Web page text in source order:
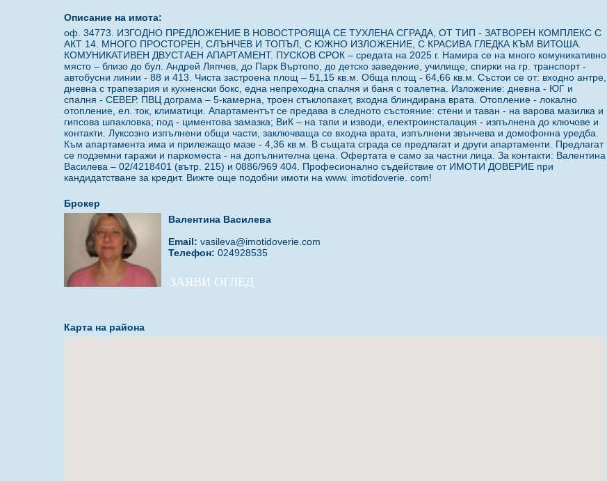
Описание на имота:
оф. 34773. ИЗГОДНО ПРЕДЛОЖЕНИЕ В НОВОСТРОЯЩА СЕ ТУХЛЕНА СГРАДА, ОТ ТИП - ЗАТВОРЕН КОМПЛЕКС С
АКТ 14. МНОГО ПРОСТОРЕН, СЛЪНЧЕВ И ТОПЪЛ, С ЮЖНО ИЗЛОЖЕНИЕ, С КРАСИВА ГЛЕДКА КЪМ ВИТОША.
КОМУНИКАТИВЕН ДВУСТАЕН АПАРТАМЕНТ. ПУСКОВ СРОК – средата на 2025 г. Намира се на много комуникативно
място – близо до бул. Андрей Ляпчев, до Парк Въртопо, до детско заведение, училище, спирки на гр. транспорт -
автобусни линии - 88 и 413. Чиста застроена площ – 51,15 кв.м. Обща площ - 64,66 кв.м. Състои се от: входно антре,
дневна с трапезария и кухненски бокс, една непреходна спалня и баня с тоалетна. Изложение: дневна - ЮГ и
спалня - СЕВЕР. ПВЦ дограма – 5-камерна, троен стъклопакет, входна блиндирана врата. Отопление - локално
отопление, ел. ток, климатици. Апартаментът се предава в следното състояние: стени и таван - на варова мазилка и
гипсова шпакловка; под - циментова замазка; ВиК – на тапи и изводи, електроинсталация - изпълнена до ключове и
контакти. Луксозно изпълнени общи части, заключваща се входна врата, изпълнени звънчева и домофонна уредба.
Към апартамента има и прилежащо мазе - 4,36 кв.м. В същата сграда се предлагат и други апартаменти. Предлагат
се подземни гаражи и паркоместа - на допълнителна цена. Офертата е само за частни лица. За контакти: Валентина
Василева – 02/4218401 (вътр. 215) и 0886/969 404. Професионално съдействие от ИМОТИ ДОВЕРИЕ при
кандидатстване за кредит. Вижте още подобни имоти на www. imotidoverie. com!
Брокер
Валентина Василева
Email: vasileva@imotidoverie.com
Телефон: 024928535
ЗАЯВИ ОГЛЕД
Карта на района